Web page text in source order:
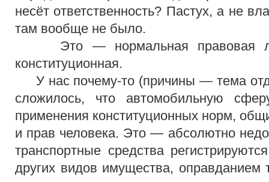
несёт ответственность? Пастух, а не
там вообще не было.
Это — нормальная правовая
конституционная.
У нас почему-то (причины — тема
сложилось, что автомобильную
применения конституционных норм,
и прав человека. Это — абсолютно
транспортные средства
других видов имущества, оправданием